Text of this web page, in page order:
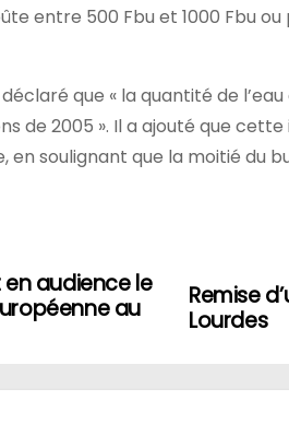
entre 500 Fbu et 1000 Fbu ou
déclaré que « la quantité de
de 2005 ». Il a ajouté que
soulignant que la moitié du
Remise
Lourdes
en audience le
au